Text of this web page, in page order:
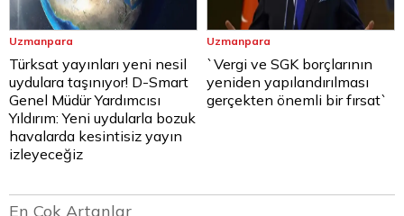
Uzmanpara
Türksat yayınları yeni nesil
uydulara taşınıyor! D-Smart
Genel Müdür Yardımcısı
Yıldırım: Yeni uydularla bozuk
havalarda kesintisiz yayın
izleyeceğiz
Uzmanpara
`Vergi ve SGK borçlarının
yeniden yapılandırılması
gerçekten önemli bir fırsat`
En Çok Artanlar